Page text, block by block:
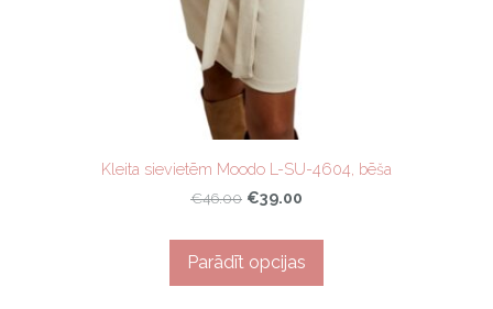
Kleita sievietēm Moodo L-SU-4604, bēša
€46.00 €39.00
Parādīt opcijas